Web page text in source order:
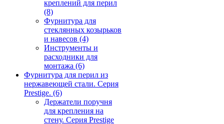
креплений для перил
(8)
Фурнитура для
стеклянных козырьков
и навесов (4)
Инструменты и
расходники для
монтажа (6)
Фурнитура для перил из
нержавеющей стали. Серия
Prestige. (6)
Держатели поручня
для крепления на
стену. Серия Prestige